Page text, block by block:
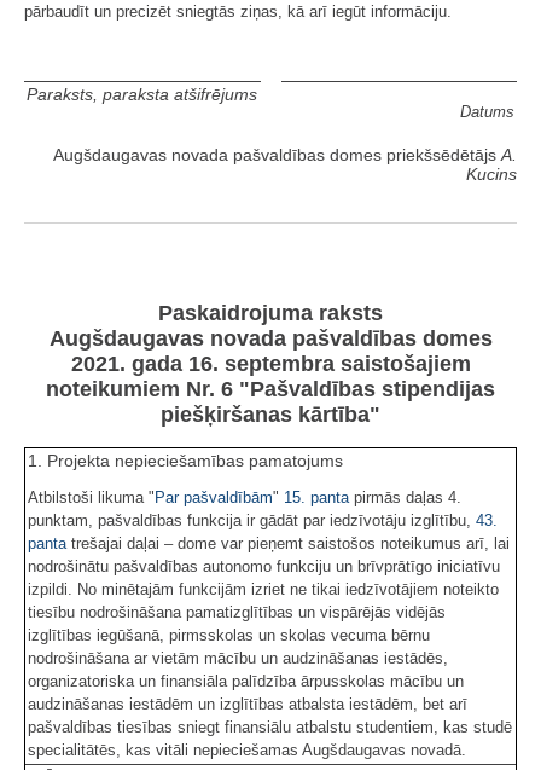
pārbaudīt un precizēt sniegtās ziņas, kā arī iegūt informāciju.
Paraksts, paraksta atšifrējums
Datums
Augšdaugavas novada pašvaldības domes priekšsēdētājs A.
Kucins
Paskaidrojuma raksts
Augšdaugavas novada pašvaldības domes
2021. gada 16. septembra saistošajiem
noteikumiem Nr. 6 "Pašvaldības stipendijas
piešķiršanas kārtība"
1. Projekta nepieciešamības pamatojums
Atbilstoši likuma " Par pašvaldībām" 15. pantapirmās daļas 4.
punktam, pašvaldības funkcija ir gādāt par iedzīvotāju izglītību, 43.
pantatrešajai daļai – dome var pieņemt saistošos noteikumus arī, lai
nodrošinātu pašvaldības autonomo funkciju un brīvprātīgo iniciatīvu
izpildi. No minētajām funkcijām izriet ne tikai iedzīvotājiem noteikto
tiesību nodrošināšana pamatizglītības un vispārējās vidējās
izglītības iegūšanā, pirmsskolas un skolas vecuma bērnu
nodrošināšana ar vietām mācību un audzināšanas iestādēs,
organizatoriska un finansiāla palīdzība ārpusskolas mācību un
audzināšanas iestādēm un izglītības atbalsta iestādēm, bet arī
pašvaldības tiesības sniegt finansiālu atbalstu studentiem, kas studē
specialitātēs, kas vitāli nepieciešamas Augšdaugavas novadā.